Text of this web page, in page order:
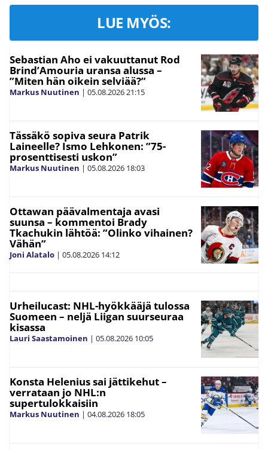
LUE MYÖS:
Sebastian Aho ei vakuuttanut Rod
Brind’Amouria uransa alussa –
”Miten hän oikein selviää?”
Markus Nuutinen | 05.08.202621:15
Tässäkö sopiva seura Patrik
Laineelle? Ismo Lehkonen: ”75-
prosenttisesti uskon”
Markus Nuutinen | 05.08.2026 18:03
Ottawan päävalmentaja avasi
suunsa – kommentoi Brady
Tkachukin lähtöä: ”Olinko vihainen?
Vähän”
Joni Alatalo | 05.08.2026 14:12
Urheilucast: NHL-hyökkääjä tulossa
Suomeen – neljä Liigan suurseuraa
kisassa
Lauri Saastamoinen | 05.08.2026 10:05
Konsta Helenius sai jättikehut –
verrataan jo NHL:n
supertulokkaisiin
Markus Nuutinen | 04.08.2026 18:05